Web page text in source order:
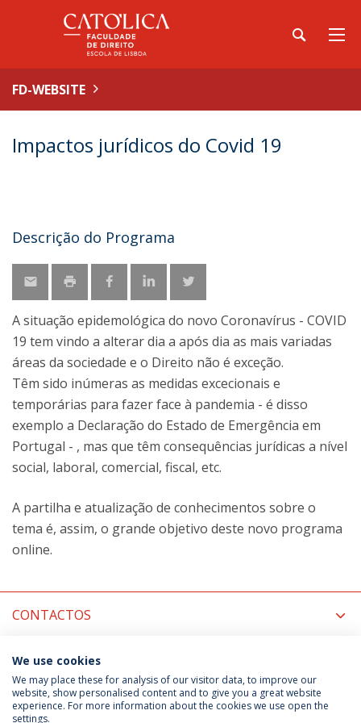
FD-WEBSITE
Impactos jurídicos do Covid 19
Descrição do Programa
A situação epidemológica do novo Coronavírus - COVID
19 tem vindo a alterar dia a após dia as mais variadas
áreas da sociedade e o Direito não é exceção.
Têm sido inúmeras as medidas excecionais e
temporárias para fazer face à pandemia - é disso
exemplo a Declaração do Estado de Emergência em
Portugal - , mas que têm consequências jurídicas a nível
social, laboral, comercial, fiscal, etc.
A partilha e atualização de conhecimentos sobre o
tema é, assim, o grande objetivo deste novo programa
online.
CONTACTOS
MAIS INFORMAÇÕES
Política de Privacidade
Termos & Condições
We use cookies
We may place these for analysis of our visitor data, to improve our
website, show personalised content and to give you a great website
experience. For more information about the cookies we use open the
settings.